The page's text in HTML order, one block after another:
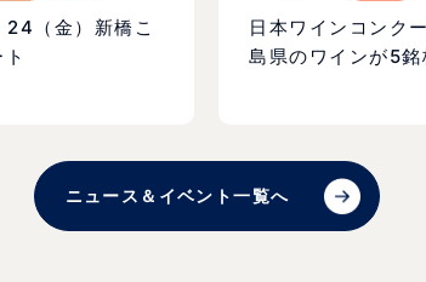
（金）新橋こ
日本ワインコンク
島県のワインが5銘
ニュース＆イベント一覧へ